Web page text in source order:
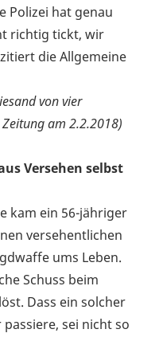
Polizei hat genau
richtig tickt, wir
die Allgemeine
von vier
am 2.2.2018)
Versehen selbst
kam ein 56-jähriger
versehentlichen
ums Leben.
Schuss beim
Dass ein solcher
sei nicht so